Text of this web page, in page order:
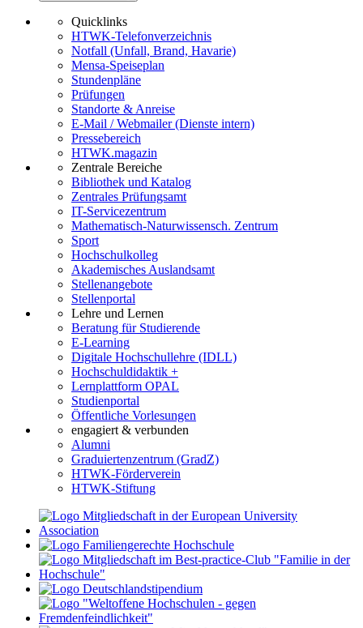
Quicklinks
HTWK-Telefonverzeichnis
Notfall (Unfall, Brand, Havarie)
Mensa-Speiseplan
Stundenpläne
Prüfungen
Standorte & Anreise
E-Mail / Webmailer (Dienste intern)
Pressebereich
HTWK.magazin
Zentrale Bereiche
Bibliothek und Katalog
Zentrales Prüfungsamt
IT-Servicezentrum
Mathematisch-Naturwissensch. Zentrum
Sport
Hochschulkolleg
Akademisches Auslandsamt
Stellenangebote
Stellenportal
Lehre und Lernen
Beratung für Studierende
E-Learning
Digitale Hochschullehre (IDLL)
Hochschuldidaktik +
Lernplattform OPAL
Studienportal
Öffentliche Vorlesungen
engagiert & verbunden
Alumni
Graduiertenzentrum (GradZ)
HTWK-Förderverein
HTWK-Stiftung